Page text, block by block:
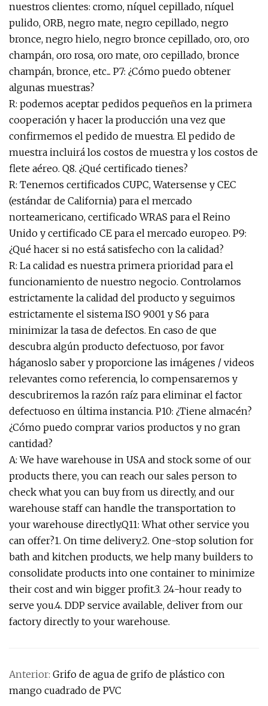
nuestros clientes: cromo, níquel cepillado, níquel
pulido, ORB, negro mate, negro cepillado, negro
bronce, negro hielo, negro bronce cepillado, oro, oro
champán, oro rosa, oro mate, oro cepillado, bronce
champán, bronce, etc... P7: ¿Cómo puedo obtener
algunas muestras?
R: podemos aceptar pedidos pequeños en la primera
cooperación y hacer la producción una vez que
confirmemos el pedido de muestra. El pedido de
muestra incluirá los costos de muestra y los costos de
flete aéreo. Q8. ¿Qué certificado tienes?
R: Tenemos certificados CUPC, Watersense y CEC
(estándar de California) para el mercado
norteamericano, certificado WRAS para el Reino
Unido y certificado CE para el mercado europeo. P9:
¿Qué hacer si no está satisfecho con la calidad?
R: La calidad es nuestra primera prioridad para el
funcionamiento de nuestro negocio. Controlamos
estrictamente la calidad del producto y seguimos
estrictamente el sistema ISO 9001 y S6 para
minimizar la tasa de defectos. En caso de que
descubra algún producto defectuoso, por favor
háganoslo saber y proporcione las imágenes / videos
relevantes como referencia, lo compensaremos y
descubriremos la razón raíz para eliminar el factor
defectuoso en última instancia. P10: ¿Tiene almacén?
¿Cómo puedo comprar varios productos y no gran
cantidad?
A: We have warehouse in USA and stock some of our
products there, you can reach our sales person to
check what you can buy from us directly, and our
warehouse staff can handle the transportation to
your warehouse directly.Q11: What other service you
can offer?1. On time delivery.2. One-stop solution for
bath and kitchen products, we help many builders to
consolidate products into one container to minimize
their cost and win bigger profit.3. 24-hour ready to
serve you.4. DDP service available, deliver from our
factory directly to your warehouse.
Anterior: Grifo de agua de grifo de plástico con
mango cuadrado de PVC